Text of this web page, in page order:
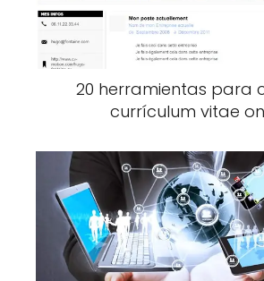
20 herramientas para
currículum vitae